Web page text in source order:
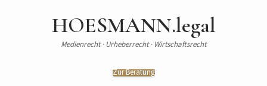
HOESMANN.legal
Medienrecht · Urheberrecht · Wirtschaftsrecht
Zur Beratung